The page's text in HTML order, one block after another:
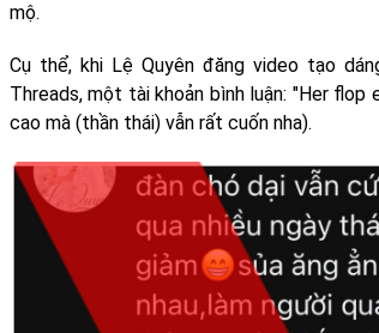
mộ.
Cụ thể, khi Lệ Quyên đăng video tạo
Threads, một tài khoản bình luận: "Her
cao mà (thần thái) vẫn rất cuốn nha).